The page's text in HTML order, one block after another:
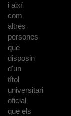
i així
com
altres
persones
que
disposin
d'un
títol
universitari
oficial
que els